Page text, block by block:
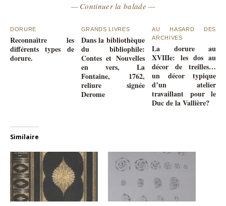
— Continuer la balade —
DORURE
Reconnaître les
différents types de
dorure.
GRANDS LIVRES
Dans la bibliothèque
du bibliophile:
Contes et Nouvelles
en vers, La
Fontaine, 1762,
reliure signée
Derome
AU HASARD DES
ARCHIVES
La dorure au
XVIIIe: les dos au
décor de treilles…
un décor typique
d’un atelier
travaillant pour le
Duc de la Vallière?
Similaire